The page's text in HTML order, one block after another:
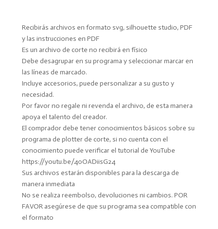
Recibirás archivos en formato svg, silhouette studio, PDF
y las instrucciones en PDF
Es un archivo de corte no recibirá en físico
Debe desagrupar en su programa y seleccionar marcar en
las líneas de marcado.
Incluye accesorios, puede personalizar a su gusto y
necesidad.
Por favor no regale ni revenda el archivo, de esta manera
apoya el talento del creador.
El comprador debe tener conocimientos básicos sobre su
programa de plotter de corte, si no cuenta con el
conocimiento puede verificar el tutorial de YouTube
https://youtu.be/40OADiisG24
Sus archivos estarán disponibles para la descarga de
manera inmediata
No se realiza reembolso, devoluciones ni cambios. POR
FAVOR asegúrese de que su programa sea compatible con
el formato